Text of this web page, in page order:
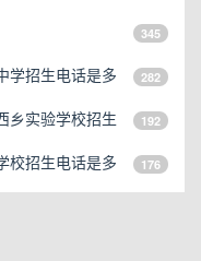
345
学招生电话是多
282
乡实验学校招生
192
校招生电话是多
176